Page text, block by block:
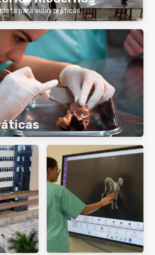
para aulas práticas.